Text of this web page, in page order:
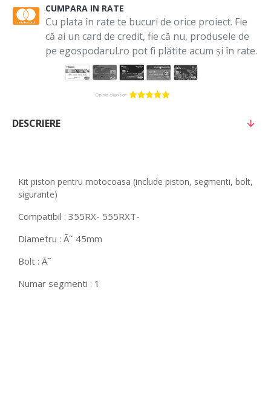
CUMPARA IN RATE
Cu plata în rate te bucuri de orice proiect. Fie
că ai un card de credit, fie că nu, produsele de
pe egospodarul.ro pot fi plătite acum și în rate.
DESCRIERE
Kit piston pentru motocoasa (include piston, segmenti, bolt,
sigurante)
Compatibil : 355RX- 555RXT-
Diametru : Ã˜ 45mm
Bolt : Ã˜
Numar segmenti : 1